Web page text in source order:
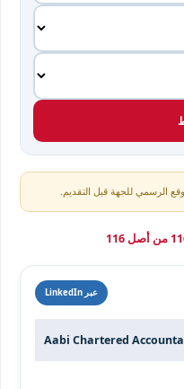
الرسمي للجهة قبل التقديم.
عبر LinkedIn
Aabi Chartered